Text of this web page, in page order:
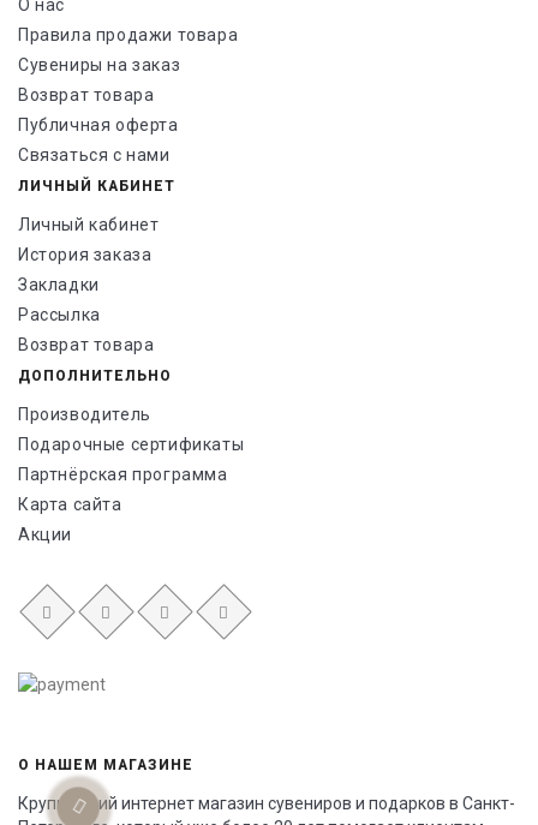
О нас
Правила продажи товара
Сувениры на заказ
Возврат товара
Публичная оферта
Связаться с нами
ЛИЧНЫЙ КАБИНЕТ
Личный кабинет
История заказа
Закладки
Рассылка
Возврат товара
ДОПОЛНИТЕЛЬНО
Производитель
Подарочные сертификаты
Партнёрская программа
Карта сайта
Акции
О НАШЕМ МАГАЗИНЕ
Крупнейший интернет магазин сувениров и подарков в Санкт-